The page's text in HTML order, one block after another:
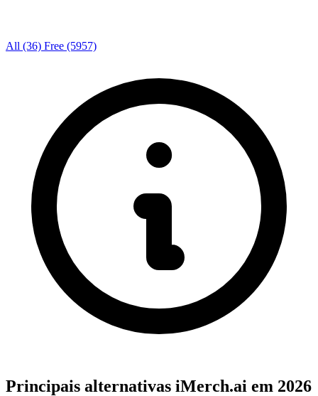
All (36) Free (5957)
Principais alternativas iMerch.ai em 2026